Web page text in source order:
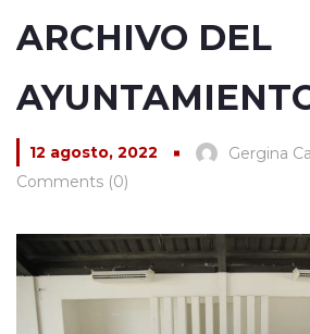
ARCHIVO DEL
12 agosto, 2022
Gergina
Comments (0)